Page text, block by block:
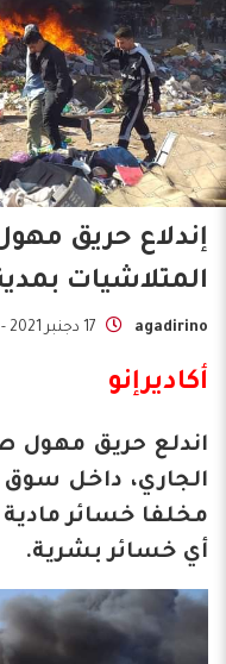
إندلاع حريق
المتلاشيات
agadirino 17 دجنبر 2021 - 15:51
أكاديرإنو
الجاري، داخل سوق
مخلفا خسائر
أي خسائر بشرية.